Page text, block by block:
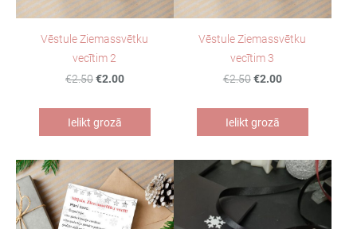
Vēstule Ziemassvētku
vecītim 2
€2.50€2.00
Ielikt grozā
Vēstule Ziemassvētku
vecītim 3
€2.50€2.00
Ielikt grozā